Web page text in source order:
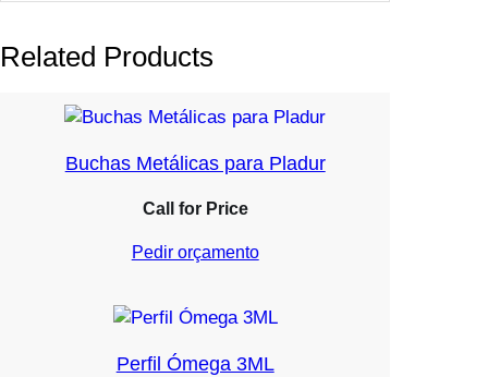
Related Products
Buchas Metálicas para Pladur
Call for Price
Pedir orçamento
Perfil Ómega 3ML